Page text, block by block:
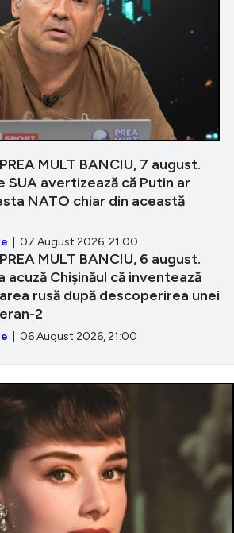
MULT BANCIU, 7 august.
SUA avertizează că Putin ar
NATO chiar din această
| 07 August 2026, 21:00
MULT BANCIU, 6 august.
acuză Chișinăul că inventează
rusă după descoperirea unei
2
| 06 August 2026, 21:00